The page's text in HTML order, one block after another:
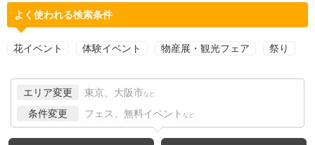
よく使われる検索条件
花イベント 体験イベント 物産展・観光フェア 祭り
エリア変更 東京、大阪市 など
条件変更 フェス、無料イベント など